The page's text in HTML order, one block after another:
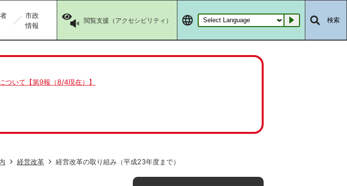
市政
情報
閲覧支援（アクセシビリティ） Go 検索
ついて【第9報（8/4現在）】
経営改革 経営改革の取り組み（平成23年度まで）